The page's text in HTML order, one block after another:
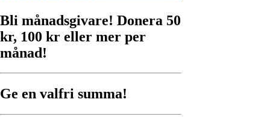
Bli månadsgivare! Donera 50
kr, 100 kr eller mer per
månad!
Ge en valfri summa!